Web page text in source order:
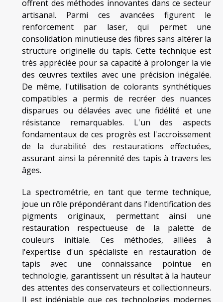
offrent des méthodes innovantes dans ce secteur
artisanal. Parmi ces avancées figurent le
renforcement par laser, qui permet une
consolidation minutieuse des fibres sans altérer la
structure originelle du tapis. Cette technique est
très appréciée pour sa capacité à prolonger la vie
des œuvres textiles avec une précision inégalée.
De même, l'utilisation de colorants synthétiques
compatibles a permis de recréer des nuances
disparues ou délavées avec une fidélité et une
résistance remarquables. L'un des aspects
fondamentaux de ces progrès est l'accroissement
de la durabilité des restaurations effectuées,
assurant ainsi la pérennité des tapis à travers les
âges.
La spectrométrie, en tant que terme technique,
joue un rôle prépondérant dans l'identification des
pigments originaux, permettant ainsi une
restauration respectueuse de la palette de
couleurs initiale. Ces méthodes, alliées à
l'expertise d'un spécialiste en restauration de
tapis avec une connaissance pointue en
technologie, garantissent un résultat à la hauteur
des attentes des conservateurs et collectionneurs.
Il est indéniable que ces technologies modernes